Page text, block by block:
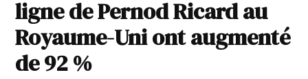
ligne de Pernod Ricard au
Royaume-Uni ont augmenté
de 92 %